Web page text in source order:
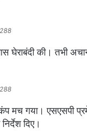
घेराबंदी की। तभी
मच गया। एसएसपी
दिए।